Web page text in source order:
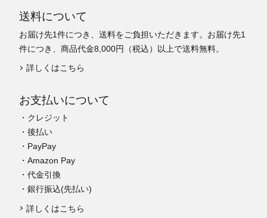
送料について
お届け先1件につき、送料をご負担いただきます。お届け先1
件につき、商品代金8,000円（税込）以上で送料無料。
詳しくはこちら
お支払いについて
・クレジット
・後払い
・PayPay
・Amazon Pay
・代金引換
・銀行振込(先払い)
詳しくはこちら